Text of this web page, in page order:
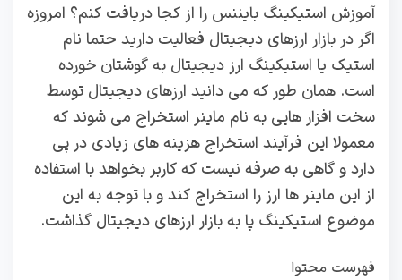
آموزش استیکینگ بایننس را از کجا دریافت کنم؟ امروزه
اگر در بازار ارزهای دیجیتال فعالیت دارید حتما نام
استیک یا استیکینگ ارز دیجیتال به گوشتان خورده
است. همان طور که می دانید ارزهای دیجیتال توسط
سخت افزار هایی به نام ماینر استخراج می شوند که
معمولا این فرآیند استخراج هزینه های زیادی در پی
دارد و گاهی به صرفه نیست که کاربر بخواهد با استفاده
از این ماینر ها ارز را استخراج کند و با توجه به این
موضوع استیکینگ پا به بازار ارزهای دیجیتال گذاشت.
فهرست محتوا